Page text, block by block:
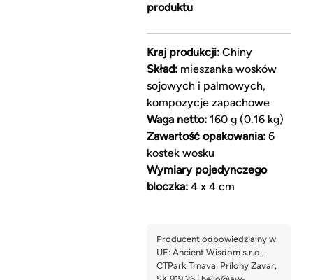
produktu
Kraj produkcji:Chiny
Skład:mieszanka wosków
sojowych i palmowych,
kompozycje zapachowe
Waga netto:160 g (0.16 kg)
Zawartość opakowania:6
kostek wosku
Wymiary pojedynczego
bloczka:4 x 4 cm